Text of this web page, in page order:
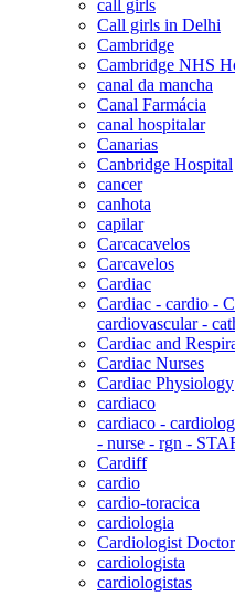
call girls
Call girls in Delhi
Cambridge
Cambridge NHS
canal da mancha
Canal Farmácia
canal hospitalar
Canarias
Canbridge Hospital
cancer
canhota
capilar
Carcacavelos
Carcavelos
Cardiac
Cardiac - cardio -
cardiovascular -
Cardiac and
Cardiac Nurses
Cardiac Physiology
cardiaco
cardiaco -
- nurse - rgn -
Cardiff
cardio
cardio-toracica
cardiologia
Cardiologist
cardiologista
cardiologistas